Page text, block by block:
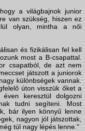
a világbajnok junior
van szükség, hiszen ez
olyan, mintha a női
és fizikálisan fel kell
most a B-csapattal.
csapatból, de azt nem
játszott a juniorok
különbségek vannak.
úton visszük őket a
keresztül dolgozni
tudni segíteni. Most
bár ilyen könnyű lenne
nagyon jól játszottak,
túl nagy lépés lenne."